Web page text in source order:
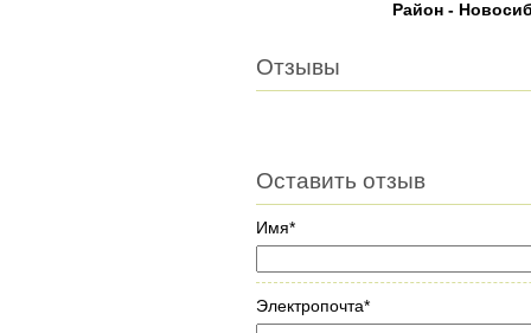
Район -
Отзывы
Оставить отзыв
Имя*
Электропочта*